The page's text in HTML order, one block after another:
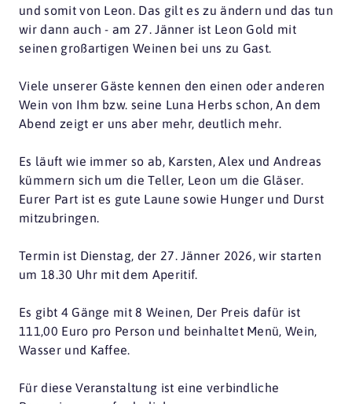
und somit von Leon. Das gilt es zu ändern und das tun
wir dann auch - am 27. Jänner ist Leon Gold mit
seinen großartigen Weinen bei uns zu Gast.
Viele unserer Gäste kennen den einen oder anderen
Wein von Ihm bzw. seine Luna Herbs schon, An dem
Abend zeigt er uns aber mehr, deutlich mehr.
Es läuft wie immer so ab, Karsten, Alex und Andreas
kümmern sich um die Teller, Leon um die Gläser.
Eurer Part ist es gute Laune sowie Hunger und Durst
mitzubringen.
Termin ist Dienstag, der 27. Jänner 2026, wir starten
um 18.30 Uhr mit dem Aperitif.
Es gibt 4 Gänge mit 8 Weinen, Der Preis dafür ist
111,00 Euro pro Person und beinhaltet Menü, Wein,
Wasser und Kaffee.
Für diese Veranstaltung ist eine verbindliche